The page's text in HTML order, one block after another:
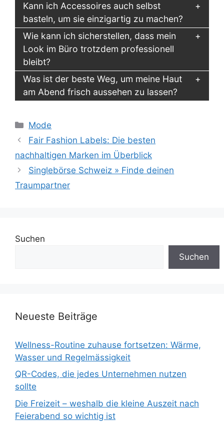
Kann ich Accessoires auch selbst
basteln, um sie einzigartig zu machen?
Wie kann ich sicherstellen, dass mein
Look im Büro trotzdem professionell
bleibt?
Was ist der beste Weg, um meine Haut
am Abend frisch aussehen zu lassen?
Kategorien
Mode
Fair Fashion Labels: Die besten
nachhaltigen Marken im Überblick
Singlebörse Schweiz » Finde deinen
Traumpartner
Suchen
Suchen
Neueste Beiträge
Wellness-Routine zuhause fortsetzen: Wärme,
Wasser und Regelmässigkeit
QR-Codes, die jedes Unternehmen nutzen
sollte
Die Freizeit – weshalb die kleine Auszeit nach
Feierabend so wichtig ist